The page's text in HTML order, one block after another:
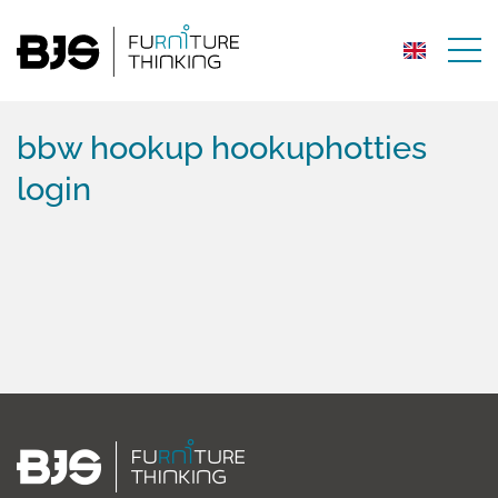
bbw hookup hookuphotties
login